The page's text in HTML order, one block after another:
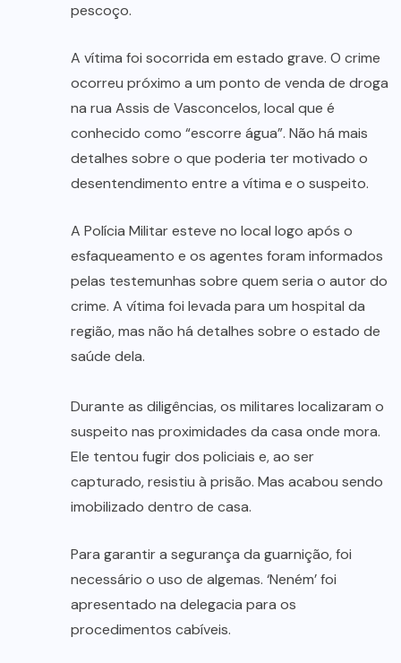
pescoço.
A vítima foi socorrida em estado grave. O crime
ocorreu próximo a um ponto de venda de droga
na rua Assis de Vasconcelos, local que é
conhecido como “escorre água”. Não há mais
detalhes sobre o que poderia ter motivado o
desentendimento entre a vítima e o suspeito.
A Polícia Militar esteve no local logo após o
esfaqueamento e os agentes foram informados
pelas testemunhas sobre quem seria o autor do
crime. A vítima foi levada para um hospital da
região, mas não há detalhes sobre o estado de
saúde dela.
Durante as diligências, os militares localizaram o
suspeito nas proximidades da casa onde mora.
Ele tentou fugir dos policiais e, ao ser
capturado, resistiu à prisão. Mas acabou sendo
imobilizado dentro de casa.
Para garantir a segurança da guarnição, foi
necessário o uso de algemas. ‘Neném’ foi
apresentado na delegacia para os
procedimentos cabíveis.